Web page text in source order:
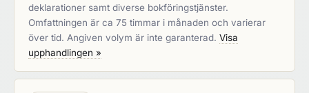
deklarationer samt diverse bokföringstjänster.
Omfattningen är ca 75 timmar i månaden och varierar
över tid. Angiven volym är inte garanterad. Visa
upphandlingen »